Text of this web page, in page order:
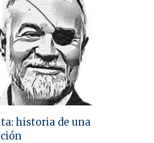
historia de una